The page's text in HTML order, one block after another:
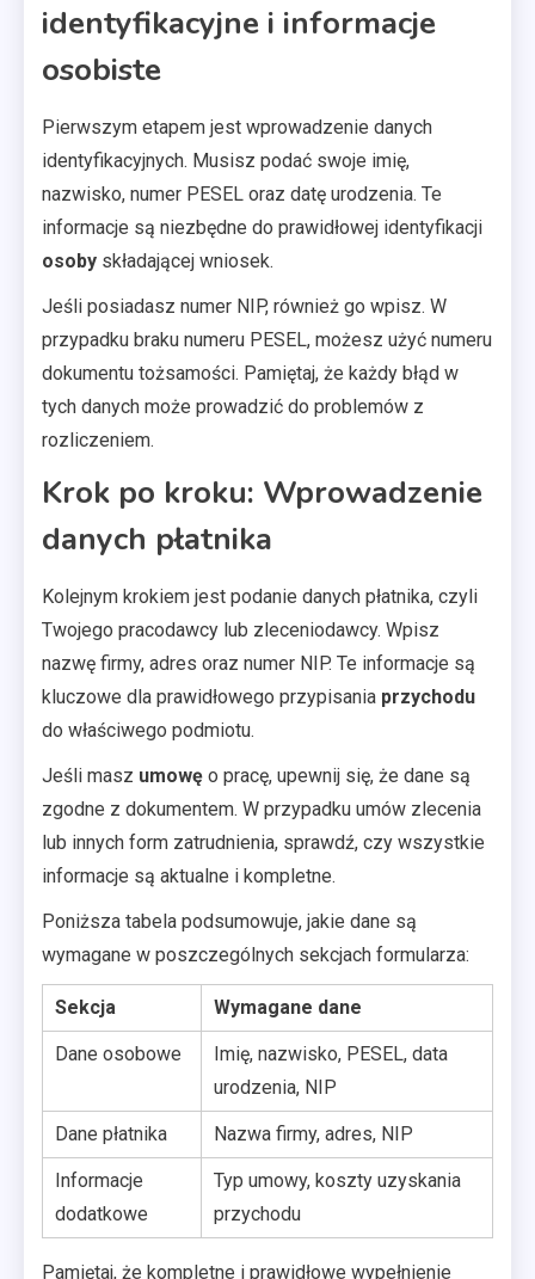
identyfikacyjne i informacje
osobiste
Pierwszym etapem jest wprowadzenie danych
identyfikacyjnych. Musisz podać swoje imię,
nazwisko, numer PESEL oraz datę urodzenia. Te
informacje są niezbędne do prawidłowej identyfikacji
osoby składającej wniosek.
Jeśli posiadasz numer NIP, również go wpisz. W
przypadku braku numeru PESEL, możesz użyć numeru
dokumentu tożsamości. Pamiętaj, że każdy błąd w
tych danych może prowadzić do problemów z
rozliczeniem.
Krok po kroku: Wprowadzenie
danych płatnika
Kolejnym krokiem jest podanie danych płatnika, czyli
Twojego pracodawcy lub zleceniodawcy. Wpisz
nazwę firmy, adres oraz numer NIP. Te informacje są
kluczowe dla prawidłowego przypisania przychodu
do właściwego podmiotu.
Jeśli masz umowę o pracę, upewnij się, że dane są
zgodne z dokumentem. W przypadku umów zlecenia
lub innych form zatrudnienia, sprawdź, czy wszystkie
informacje są aktualne i kompletne.
Poniższa tabela podsumowuje, jakie dane są
wymagane w poszczególnych sekcjach formularza:
Sekcja Wymagane dane
Dane osobowe
Imię, nazwisko, PESEL, data
urodzenia, NIP
Dane płatnika Nazwa firmy, adres, NIP
Informacje
dodatkowe
Typ umowy, koszty uzyskania
przychodu
Pamiętaj, że kompletne i prawidłowe wypełnienie